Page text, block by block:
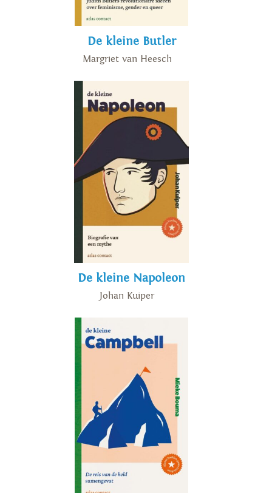
De kleine Butler
Margriet van Heesch
De kleine Napoleon
Johan Kuiper